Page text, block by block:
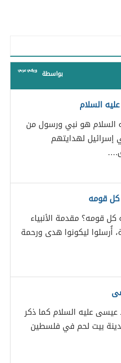
بواسطة
السلام
السلام هو نبي ورسول من
إسرائيل لهدايتهم
كل قومه
قومه؟ مقدمة الأنبياء
أُرسلوا ليكونوا هدى ورحمة
عليه السلام كما ذكر
بيت لحم في فلسطين